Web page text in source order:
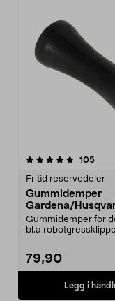
105
Fritid reservedeler
Gummidemper
Gardena/
ch/Flymo
Gummidemper for
bl.a
79,90
Legg i
5.0 av 5